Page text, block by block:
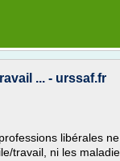
... - urssaf.fr
libérales
travail, ni les